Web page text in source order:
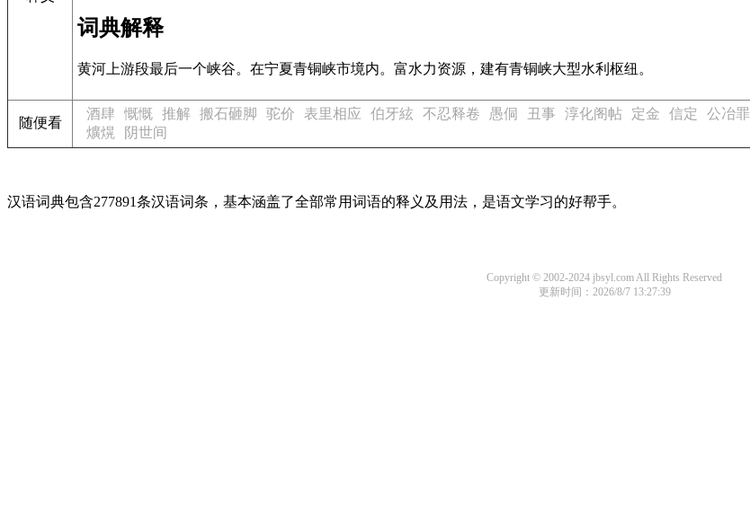
词典解释
黄河上游段最后一个峡谷。在宁夏青铜峡市境内。富水力资源，建有青铜峡大型水利枢纽。
随便看
酒肆 慨慨 推解 搬石砸脚 驼价 表里相应 伯牙絃 不忍释卷 愚侗 丑事 淳化阁帖 定金 信定 公冶罪
爌熀
阴世间
汉语词典包含277891条汉语词条，基本涵盖了全部常用词语的释义及用法，是语文学习的好帮手。
Copyright © 2002-2024 jbsyl.com All Rights Reserved
更新时间：2026/8/7 13:27:39